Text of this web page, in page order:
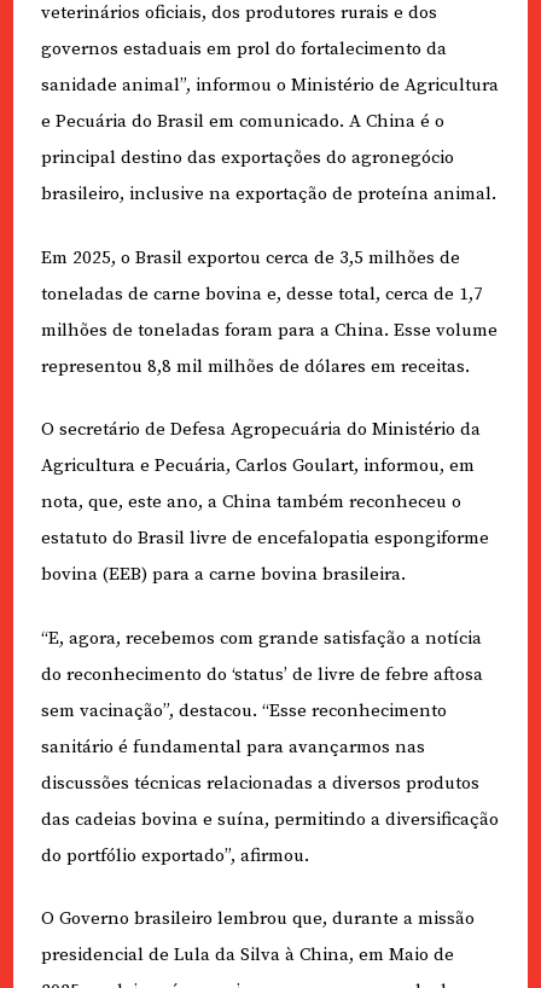
veterinários oficiais, dos produtores rurais e dos
governos estaduais em prol do fortalecimento da
sanidade animal”, informou o Ministério de Agricultura
e Pecuária do Brasil em comunicado. A China é o
principal destino das exportações do agronegócio
brasileiro, inclusive na exportação de proteína animal.
Em 2025, o Brasil exportou cerca de 3,5 milhões de
toneladas de carne bovina e, desse total, cerca de 1,7
milhões de toneladas foram para a China. Esse volume
representou 8,8 mil milhões de dólares em receitas.
O secretário de Defesa Agropecuária do Ministério da
Agricultura e Pecuária, Carlos Goulart, informou, em
nota, que, este ano, a China também reconheceu o
estatuto do Brasil livre de encefalopatia espongiforme
bovina (EEB) para a carne bovina brasileira.
“E, agora, recebemos com grande satisfação a notícia
do reconhecimento do ‘status’ de livre de febre aftosa
sem vacinação”, destacou. “Esse reconhecimento
sanitário é fundamental para avançarmos nas
discussões técnicas relacionadas a diversos produtos
das cadeias bovina e suína, permitindo a diversificação
do portfólio exportado”, afirmou.
O Governo brasileiro lembrou que, durante a missão
presidencial de Lula da Silva à China, em Maio de